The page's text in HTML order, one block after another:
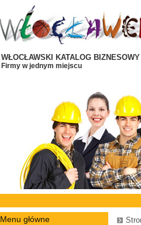
WŁOCŁAWSKI KATALOG BIZNESOWY
Firmy w jednym miejscu
Menu główne